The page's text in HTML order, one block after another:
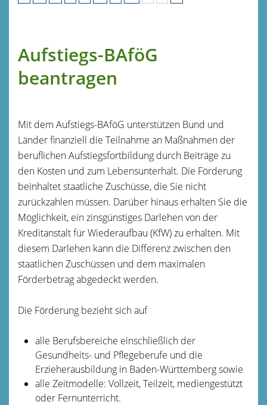
Aufstiegs-BAföG
beantragen
Mit dem Aufstiegs-BAföG unterstützen Bund und
Länder finanziell die Teilnahme an Maßnahmen der
beruflichen Aufstiegsfortbildung durch Beiträge zu
den Kosten und zum Lebensunterhalt. Die Förderung
beinhaltet staatliche Zuschüsse, die Sie nicht
zurückzahlen müssen. Darüber hinaus erhalten Sie die
Möglichkeit, ein zinsgünstiges Darlehen von der
Kreditanstalt für Wiederaufbau (KfW) zu erhalten. Mit
diesem Darlehen kann die Differenz zwischen den
staatlichen Zuschüssen und dem maximalen
Förderbetrag abgedeckt werden.
Die Förderung bezieht sich auf
alle Berufsbereiche einschließlich der
Gesundheits- und Pflegeberufe und die
Erzieherausbildung in Baden-Württemberg sowie
alle Zeitmodelle: Vollzeit, Teilzeit, mediengestützt
oder Fernunterricht.